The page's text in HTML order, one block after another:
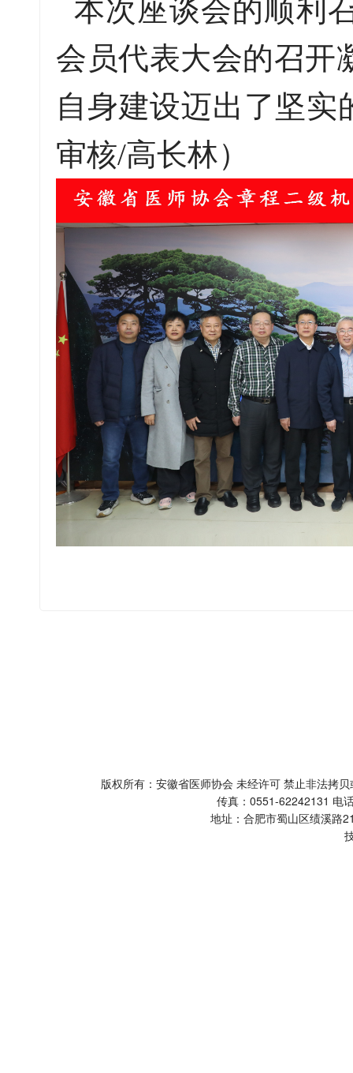
本次座谈会的顺利
会员代表大会的召开
自身建设迈出了坚
审核/高长林）
版权所有：安徽省医师协会 未经许可 禁止非法
传真：0551-62242131 电
地址：合肥市蜀山区绩溪路